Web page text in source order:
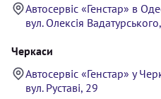
Автосервіс «Генстар» в
вул. Олексія
Черкаси
Автосервіс «Генстар» у
вул. Руставі, 29